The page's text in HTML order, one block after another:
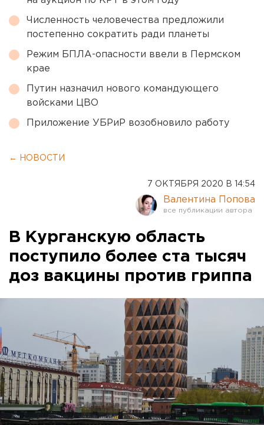
Численность человечества предложили
постепенно сократить ради планеты
Режим БПЛА-опасности ввели в Пермском
крае
Путин назначил нового командующего
войсками ЦВО
Приложение УБРиР возобновило работу
← НОВОСТИ
7 ОКТЯБРЯ 2020 В 14:54
Валентина Попова
В Курганскую область
поступило более ста тысяч
доз вакцины против гриппа